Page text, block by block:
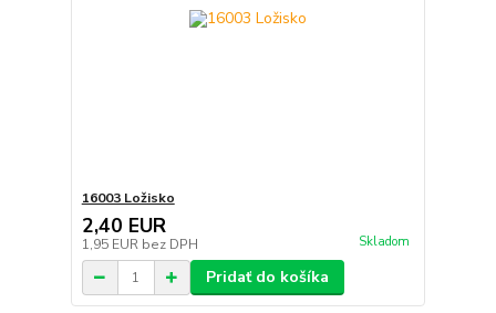
16003 Ložisko
2,40 EUR
1,95 EUR bez DPH Skladom
Pridať do košíka